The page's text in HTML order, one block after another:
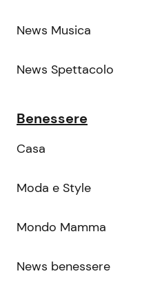
News Musica
News Spettacolo
Benessere
Casa
Moda e Style
Mondo Mamma
News benessere